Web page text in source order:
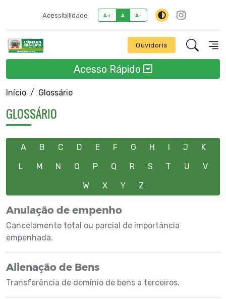
Acessibilidade A+ A A-
Ouvidoria
Acesso Rápido
Início Glossário
GLOSSÁRIO
A B C D E F G H I J
K
L
M N O P Q R S T U
V
W
X Y Z
Anulação de empenho
Cancelamento total ou parcial de importância
empenhada.
Alienação de Bens
Transferência de domínio de bens a terceiros.